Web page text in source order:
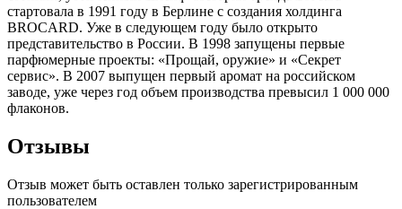
стартовала в 1991 году в Берлине с создания холдинга
BROCARD. Уже в следующем году было открыто
представительство в России. В 1998 запущены первые
парфюмерные проекты: «Прощай, оружие» и «Секрет
сервис». В 2007 выпущен первый аромат на российском
заводе, уже через год объем производства превысил 1 000 000
флаконов.
Отзывы
Отзыв может быть оставлен только зарегистрированным
пользователем